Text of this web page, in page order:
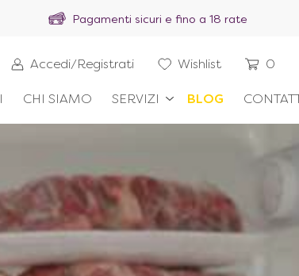
Pagamenti sicuri e fino a 18 rate
CHI SIAMO SERVIZI BLOG
Accedi/Registrati Wishlist 0